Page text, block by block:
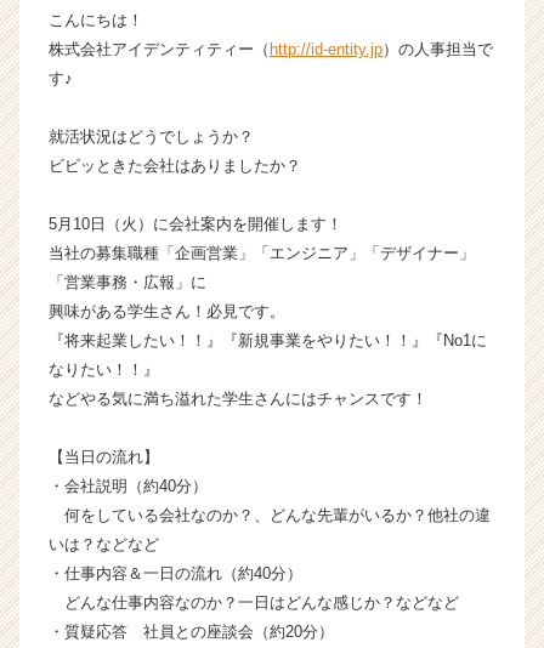
ン
ー・
長
業
か
ら
ス
カ
が
活
ト
チ
ア
こんにちは！
株式会社アイデンティティー（ http://id-entity.jp）の人事担当で
す♪
就活状況はどうでしょうか？
ビビッときた会社はありましたか？
5月10日（火）に会社案内を開催します！
当社の募集職種「企画営業」「エンジニア」「デザイナー」
「営業事務・広報」に
興味がある学生さん！必見です。
『将来起業したい！！』『新規事業をやりたい！！』『No1に
なりたい！！』
などやる気に満ち溢れた学生さんにはチャンスです！
【当日の流れ】
・会社説明（約40分）
何をしている会社なのか？、どんな先輩がいるか？他社の違
いは？などなど
・仕事内容＆一日の流れ（約40分）
どんな仕事内容なのか？一日はどんな感じか？などなど
・質疑応答 社員との座談会（約20分）